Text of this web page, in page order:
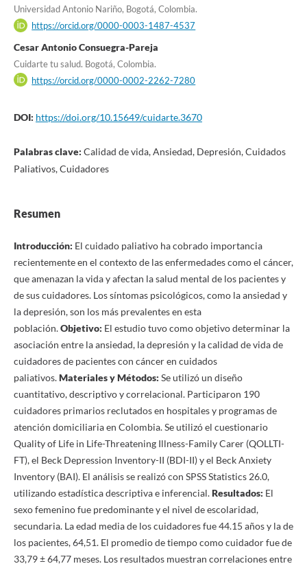
Universidad Antonio Nariño, Bogotá, Colombia.
https://orcid.org/0000-0003-1487-4537
Cesar Antonio Consuegra-Pareja
Cuidarte tu salud. Bogotá, Colombia.
https://orcid.org/0000-0002-2262-7280
DOI: https://doi.org/10.15649/cuidarte.3670
Palabras clave: Calidad de vida, Ansiedad, Depresión, Cuidados
Paliativos, Cuidadores
Resumen
Introducción: El cuidado paliativo ha cobrado importancia
recientemente en el contexto de las enfermedades como el cáncer,
que amenazan la vida y afectan la salud mental de los pacientes y
de sus cuidadores. Los síntomas psicológicos, como la ansiedad y
la depresión, son los más prevalentes en esta
población.Objetivo: El estudio tuvo como objetivo determinar la
asociación entre la ansiedad, la depresión y la calidad de vida de
cuidadores de pacientes con cáncer en cuidados
paliativos.Materiales y Métodos: Se utilizó un diseño
cuantitativo, descriptivo y correlacional. Participaron 190
cuidadores primarios reclutados en hospitales y programas de
atención domiciliaria en Colombia. Se utilizó el cuestionario
Quality of Life in Life-Threatening Illness-Family Carer (QOLLTI-
FT), el Beck Depression Inventory-II (BDI-II) y el Beck Anxiety
Inventory (BAI). El análisis se realizó con SPSS Statistics 26.0,
utilizando estadística descriptiva e inferencial.Resultados: El
sexo femenino fue predominante y el nivel de escolaridad,
secundaria. La edad media de los cuidadores fue 44.15 años y la de
los pacientes, 64,51. El promedio de tiempo como cuidador fue de
33,79 ± 64,77 meses. Los resultados muestran correlaciones entre